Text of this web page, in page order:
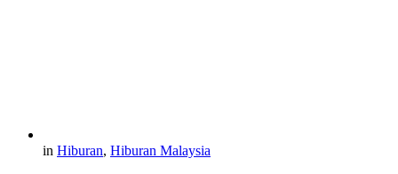
in Hiburan, Hiburan Malaysia